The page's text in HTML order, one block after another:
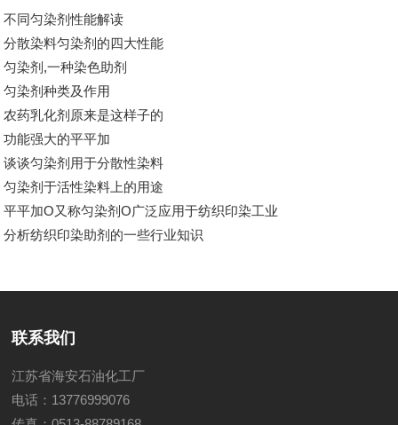
不同匀染剂性能解读
分散染料匀染剂的四大性能
匀染剂,一种染色助剂
匀染剂种类及作用
农药乳化剂原来是这样子的
功能强大的平平加
谈谈匀染剂用于分散性染料
匀染剂于活性染料上的用途
平平加O又称匀染剂O广泛应用于纺织印染工业
分析纺织印染助剂的一些行业知识
联系我们
江苏省海安石油化工厂
电话：13776999076